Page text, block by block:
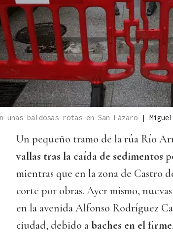
unas baldosas rotas en San Lázaro |
Un pequeño tramo de la rúa Río
vallas tras la caída de sedimentos
mientras que en la zona de Castro
corte por obras. Ayer mismo,
en la avenida Alfonso Rodríguez
ciudad, debido a baches en el firme.